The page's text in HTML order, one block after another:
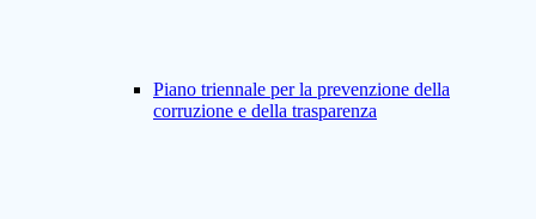
Piano triennale per la prevenzione della
corruzione e della trasparenza